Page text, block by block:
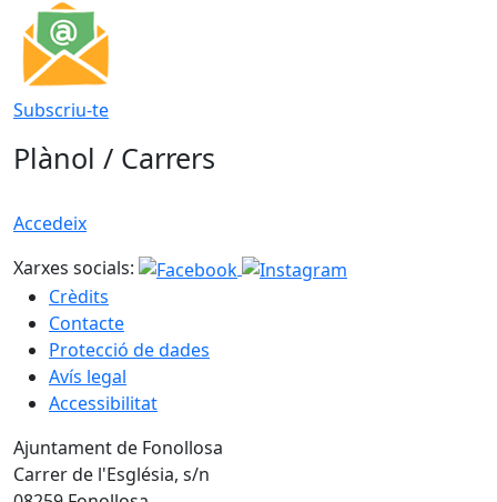
Subscriu-te
Plànol / Carrers
Accedeix
Xarxes socials:
Crèdits
Contacte
Protecció de dades
Avís legal
Accessibilitat
Ajuntament de Fonollosa
Carrer de l'Església, s/n